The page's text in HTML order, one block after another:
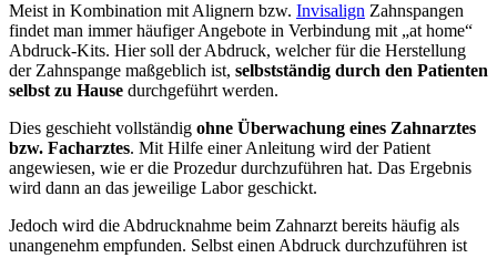
Meist in Kombination mit Alignern bzw. Invisalign Zahnspangen
findet man immer häufiger Angebote in Verbindung mit „at home“
Abdruck-Kits. Hier soll der Abdruck, welcher für die Herstellung
der Zahnspange maßgeblich ist, selbstständig durch den Patienten
selbst zu Hause durchgeführt werden.
Dies geschieht vollständig ohne Überwachung eines Zahnarztes
bzw. Facharztes. Mit Hilfe einer Anleitung wird der Patient
angewiesen, wie er die Prozedur durchzuführen hat. Das Ergebnis
wird dann an das jeweilige Labor geschickt.
Jedoch wird die Abdrucknahme beim Zahnarzt bereits häufig als
unangenehm empfunden. Selbst einen Abdruck durchzuführen ist